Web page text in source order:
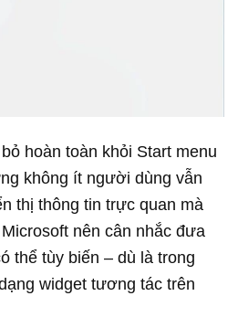
hoàn toàn khỏi Start menu
không ít người dùng vẫn
thị thông tin trực quan mà
nên cân nhắc đưa
thể tùy biến – dù là trong
widget tương tác trên